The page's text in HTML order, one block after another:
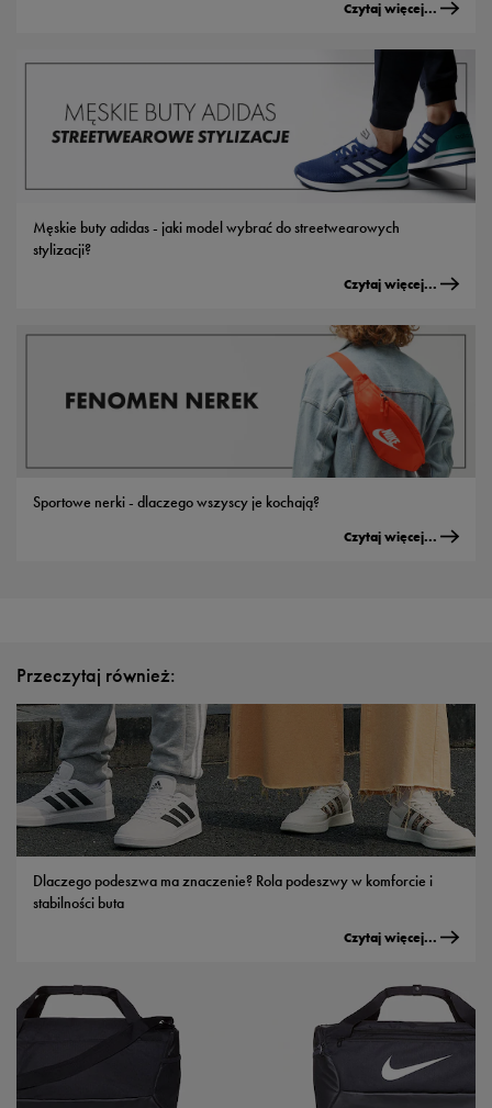
Czytaj więcej...
Męskie buty adidas - jaki model wybrać do streetwearowych
stylizacji?
Czytaj więcej...
Sportowe nerki - dlaczego wszyscy je kochają?
Czytaj więcej...
Przeczytaj również:
Dlaczego podeszwa ma znaczenie? Rola podeszwy w komforcie i
stabilności buta
Czytaj więcej...